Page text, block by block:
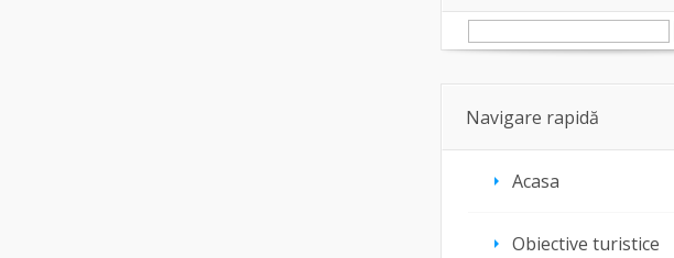
Navigare rapidă
Acasa
Obiective turistice